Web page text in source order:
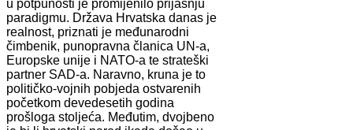
u potpunosti je promijenilo prijašnju
paradigmu. Država Hrvatska danas je
realnost, priznati je međunarodni
čimbenik, punopravna članica UN-a,
Europske unije i NATO-a te strateški
partner SAD-a. Naravno, kruna je to
političko-vojnih pobjeda ostvarenih
početkom devedesetih godina
prošloga stoljeća. Međutim, dvojbeno